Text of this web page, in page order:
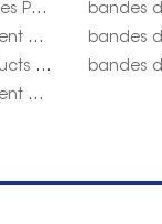
bandes blanchissantes Pap pour le Royaume-Uni
bandes de blanchiment des dents Australie
Teeth whitening products suppliers
bandes de blanchiment des dents buccales